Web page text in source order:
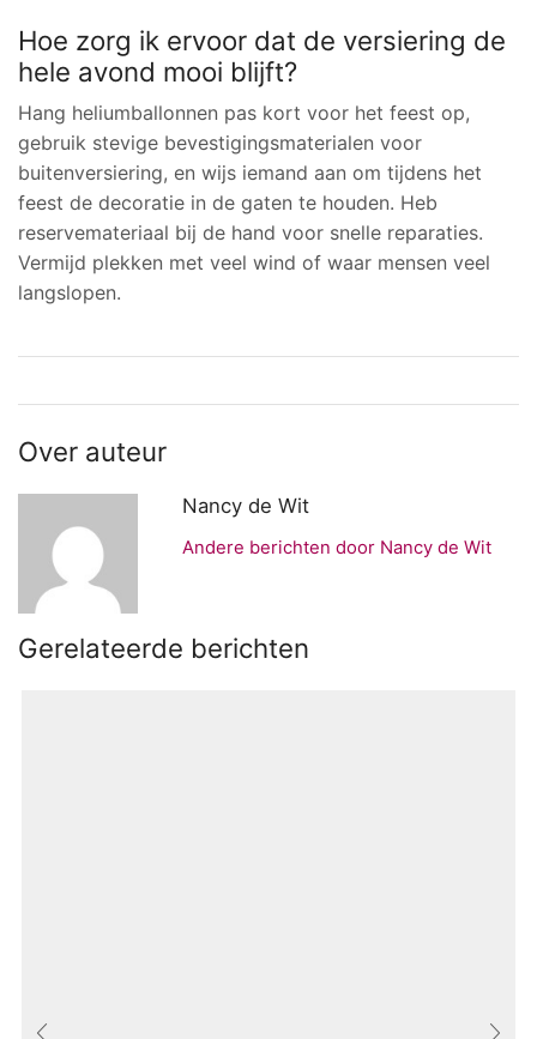
Hoe zorg ik ervoor dat de versiering de
hele avond mooi blijft?
Hang heliumballonnen pas kort voor het feest op,
gebruik stevige bevestigingsmaterialen voor
buitenversiering, en wijs iemand aan om tijdens het
feest de decoratie in de gaten te houden. Heb
reservemateriaal bij de hand voor snelle reparaties.
Vermijd plekken met veel wind of waar mensen veel
langslopen.
Over auteur
Nancy de Wit
Andere berichten door Nancy de Wit
Gerelateerde berichten